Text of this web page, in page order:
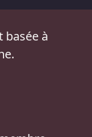
basée à